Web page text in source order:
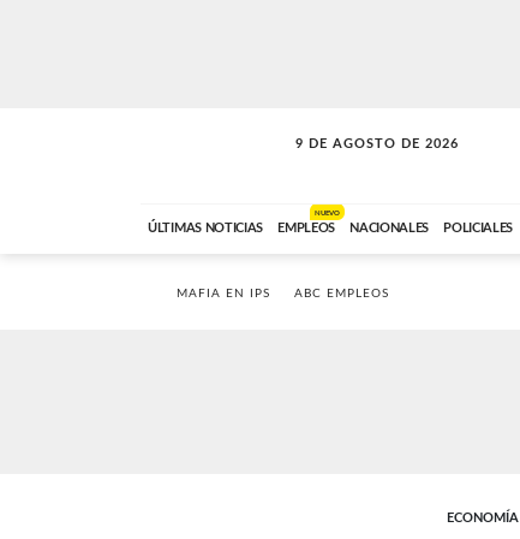
9 DE AGOSTO DE 2026
SOLO MÚSICA
ÚLTIMAS NOTICIAS EMPLEOS
NUEVO
NACIONALES POLICIALES
MAFIA EN IPS ABC EMPLEOS
ECONOMÍA